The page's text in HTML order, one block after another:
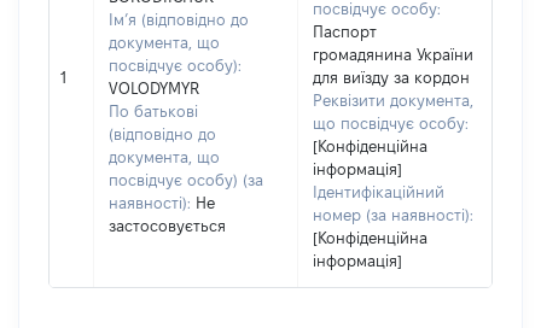
1
Ім’я (відповідно до
документа, що
посвідчує особу):
VOLODYMYR
По батькові
(відповідно до
документа, що
посвідчує особу) (за
наявності): Не
застосовується
посвідчує особу:
Паспорт
громадянина України
для виїзду за кордон
Реквізити документа,
що посвідчує особу:
[Конфіденційна
інформація]
Ідентифікаційний
номер (за наявності):
[Конфіденційна
інформація]